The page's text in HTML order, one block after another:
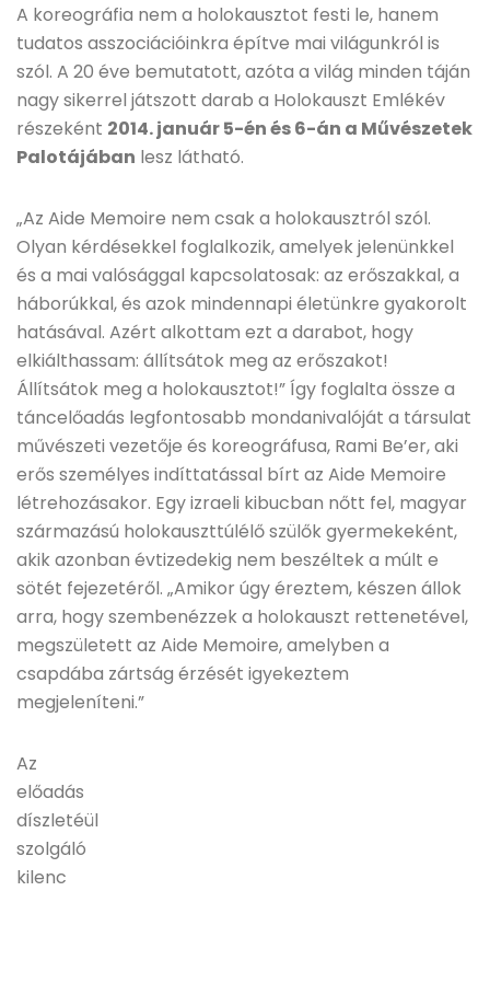
A koreográfia nem a holokausztot festi le, hanem
tudatos asszociációinkra építve mai világunkról is
szól. A 20 éve bemutatott, azóta a világ minden táján
nagy sikerrel játszott darab a Holokauszt Emlékév
részeként 2014. január 5-én és 6-án a Művészetek
Palotájában lesz látható.
„Az Aide Memoire nem csak a holokausztról szól.
Olyan kérdésekkel foglalkozik, amelyek jelenünkkel
és a mai valósággal kapcsolatosak: az erőszakkal, a
háborúkkal, és azok mindennapi életünkre gyakorolt
hatásával. Azért alkottam ezt a darabot, hogy
elkiálthassam: állítsátok meg az erőszakot!
Állítsátok meg a holokausztot!” Így foglalta össze a
táncelőadás legfontosabb mondanivalóját a társulat
művészeti vezetője és koreográfusa, Rami Be’er, aki
erős személyes indíttatással bírt az Aide Memoire
létrehozásakor. Egy izraeli kibucban nőtt fel, magyar
származású holokauszttúlélő szülők gyermekeként,
akik azonban évtizedekig nem beszéltek a múlt e
sötét fejezetéről. „Amikor úgy éreztem, készen állok
arra, hogy szembenézzek a holokauszt rettenetével,
megszületett az Aide Memoire, amelyben a
csapdába zártság érzését igyekeztem
megjeleníteni.”
Az
előadás
díszletéül
szolgáló
kilenc